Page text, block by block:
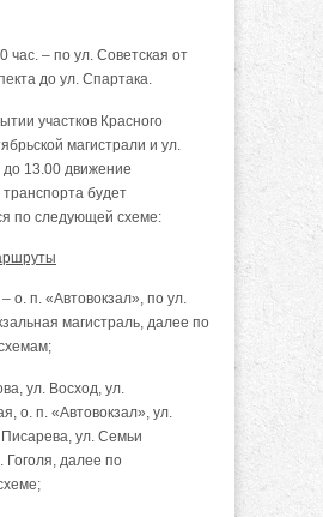
час. – по ул. Советская от
до ул. Спартака.
участков Красного
магистрали и ул.
до 13.00 движение
транспорта будет
по следующей схеме:
о. п. «Автовокзал», по ул.
магистраль, далее по
ул. Восход, ул.
о. п. «Автовокзал», ул.
ул. Семьи
далее по